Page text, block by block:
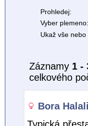
Prohledej:
Vyber plemeno:
Ukaž vše
Záznamy 1 -
celkového
Bora